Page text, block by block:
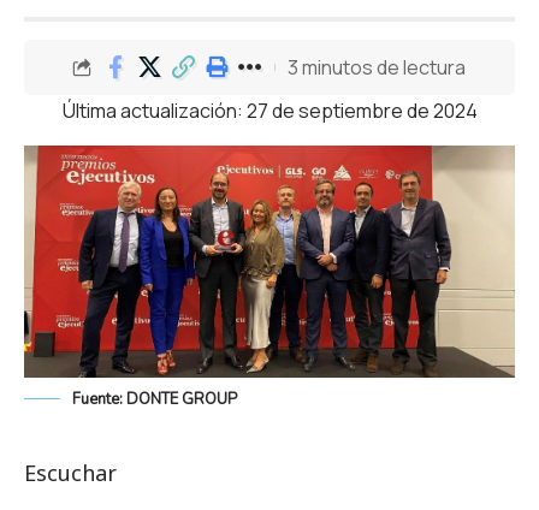
Última actualización: 27 de septiembre de 2024
3 minutos de lectura
Fuente: DONTE GROUP
Escuchar